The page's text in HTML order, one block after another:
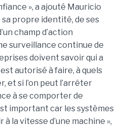
», a ajouté Mauricio
sa propre identité, de ses
champ d’action
surveillance continue de
doivent savoir qui a
autorisé à faire, à quels
et si l’on peut l’arrêter
à se comporter de
important car les systèmes
la vitesse d’une machine »,